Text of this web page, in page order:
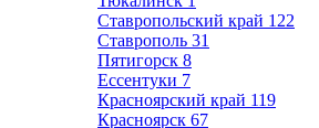
Ставропольский край 122
Ставрополь 31
Пятигорск 8
Ессентуки 7
Красноярский край 119
Красноярск 67